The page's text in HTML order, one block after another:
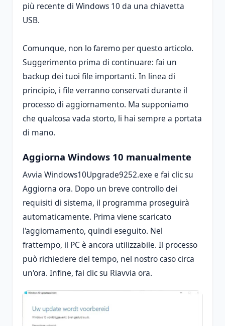
più recente di Windows 10 da una chiavetta
USB.
Comunque, non lo faremo per questo articolo.
Suggerimento prima di continuare: fai un
backup dei tuoi file importanti. In linea di
principio, i file verranno conservati durante il
processo di aggiornamento. Ma supponiamo
che qualcosa vada storto, li hai sempre a portata
di mano.
Aggiorna Windows 10 manualmente
Avvia Windows10Upgrade9252.exe e fai clic su
Aggiorna ora. Dopo un breve controllo dei
requisiti di sistema, il programma proseguirà
automaticamente. Prima viene scaricato
l'aggiornamento, quindi eseguito. Nel
frattempo, il PC è ancora utilizzabile. Il processo
può richiedere del tempo, nel nostro caso circa
un'ora. Infine, fai clic su Riavvia ora.